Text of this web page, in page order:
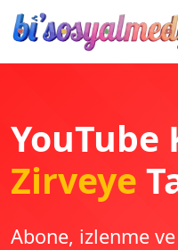
YouTube
Zirveye
Abone, izlenme